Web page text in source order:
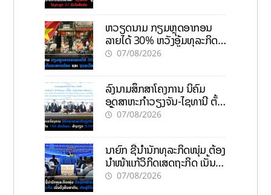
ຫວຽດນາມ ກຽມຫຼຸດອາກອນ
ລາຍໄດ້ 30% ຫວັງອູ້ມທຸລະກິດ
ຂະໜາດນ້ອຍ ແລະ ຈຸນລະ
07/08/2026
ລົງນາມສຶກສາໂຄງການ ນິຄົມ
ອຸດສາຫະກຳວຽງຈັນ-ໄຊທານີ ຕັ້ງ
ເປົ້າດຶງທຶນ 150 ລ້ານໂດລາ, ສ້າງ
07/08/2026
ນາຍົກ ຊີ້ນຳນັກທຸລະກິດໜຸ່ມ ຕ້ອງ
ນຳໜ້າແກ້ວິກິດເສດຖະກິດ ເນັ້ນດຶງ
ທຶນສາກົນ, ຫັນສູ່ດິຈິຕອນ
07/08/2026